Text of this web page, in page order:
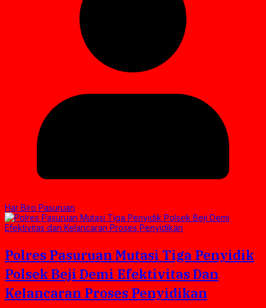
Har Biro Pasuruan
Polres Pasuruan Mutasi Tiga Penyidik
Polsek Beji Demi Efektivitas Dan
Kelancaran Proses Penyidikan